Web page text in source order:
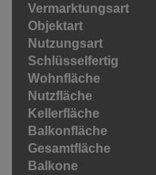
Vermarktungsart
Objektart
Nutzungsart
Schlüsselfertig
Wohnfläche
Nutzfläche
Kellerfläche
Balkonfläche
Gesamtfläche
Balkone